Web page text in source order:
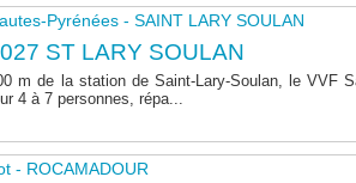
Pyrénées - SAINT LARY SOULAN
ST LARY SOULAN
m de la station de Saint-Lary-Soulan, le VVF
4 à 7 personnes, répa...
- ROCAMADOUR